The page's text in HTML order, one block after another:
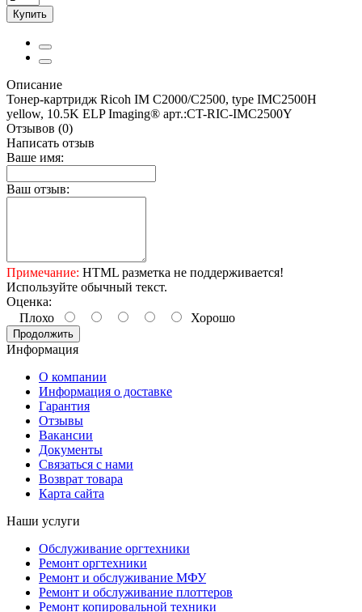
Купить
Описание
Тонер-картридж Ricoh IM C2000/C2500, type IMC2500H
yellow, 10.5K ELP Imaging® арт.:CT-RIC-IMC2500Y
Отзывов (0)
Написать отзыв
Ваше имя:
Ваш отзыв:
Примечание: HTML разметка не поддерживается!
Используйте обычный текст.
Оценка:
Плохо
Хорошо
Продолжить
Информация
О компании
Информация о доставке
Гарантия
Отзывы
Вакансии
Документы
Связаться с нами
Возврат товара
Карта сайта
Наши услуги
Обслуживание оргтехники
Ремонт оргтехники
Ремонт и обслуживание МФУ
Ремонт и обслуживание плоттеров
Ремонт копировальной техники